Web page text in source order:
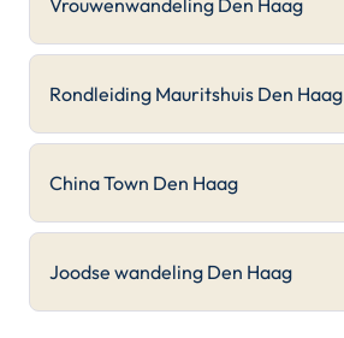
Vrouwenwandeling Den Haag
Rondleiding Mauritshuis Den Haag
China Town Den Haag
Joodse wandeling Den Haag